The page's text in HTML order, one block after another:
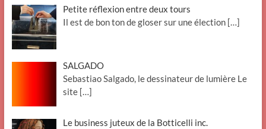
Petite réflexion entre deux tours
Il est de bon ton de gloser sur une élection […]
SALGADO
Sebastiao Salgado, le dessinateur de lumière Le
site […]
Le business juteux de la Botticelli inc.